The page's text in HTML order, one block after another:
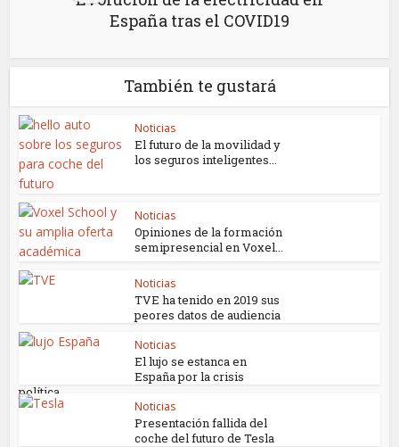
España tras el COVID19
También te gustará
Noticias
El futuro de la movilidad y
los seguros inteligentes...
Noticias
Opiniones de la formación
semipresencial en Voxel...
Noticias
TVE ha tenido en 2019 sus
peores datos de audiencia
Noticias
El lujo se estanca en
España por la crisis
política
Noticias
Presentación fallida del
coche del futuro de Tesla